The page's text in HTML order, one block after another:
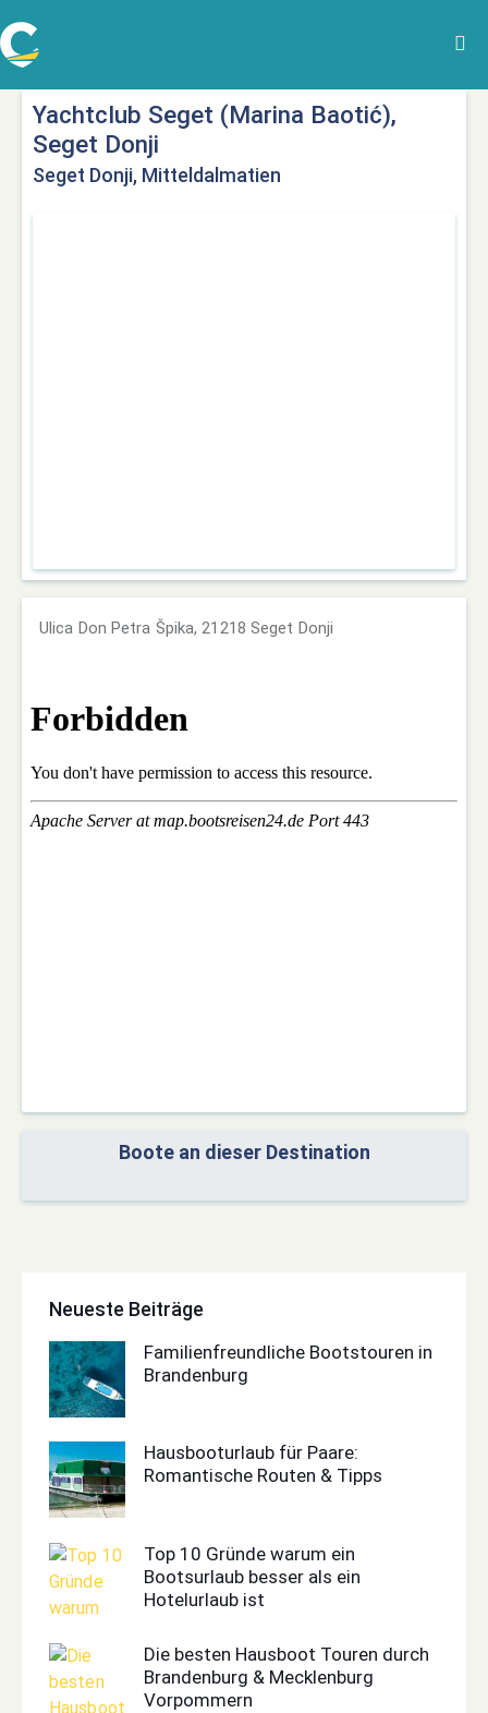
Yachtclub Seget (Marina Baotić),
Seget Donji
Seget Donji, Mitteldalmatien
Ulica Don Petra Špika, 21218 Seget Donji
Boote an dieser Destination
Neueste Beiträge
Familienfreundliche Bootstouren in
Brandenburg
Hausbooturlaub für Paare:
Romantische Routen & Tipps
Top 10 Gründe warum ein
Bootsurlaub besser als ein
Hotelurlaub ist
Die besten Hausboot Touren durch
Brandenburg & Mecklenburg
Vorpommern